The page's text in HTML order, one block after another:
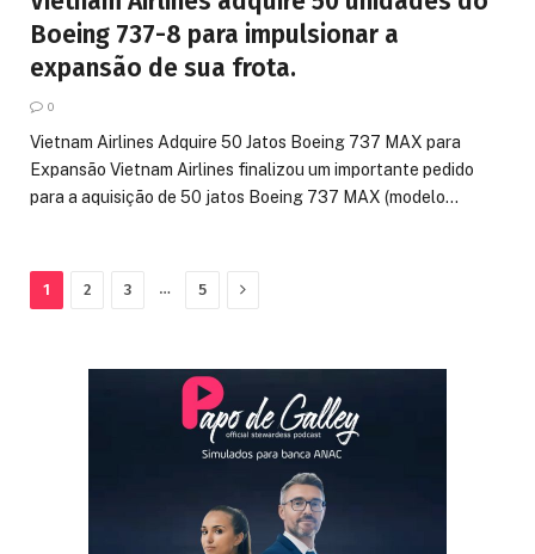
Boeing 737-8 para impulsionar a
expansão de sua frota.
0
Vietnam Airlines Adquire 50 Jatos Boeing 737 MAX para
Expansão Vietnam Airlines finalizou um importante pedido
para a aquisição de 50 jatos Boeing 737 MAX (modelo…
1 2 3 … 5 Proximo